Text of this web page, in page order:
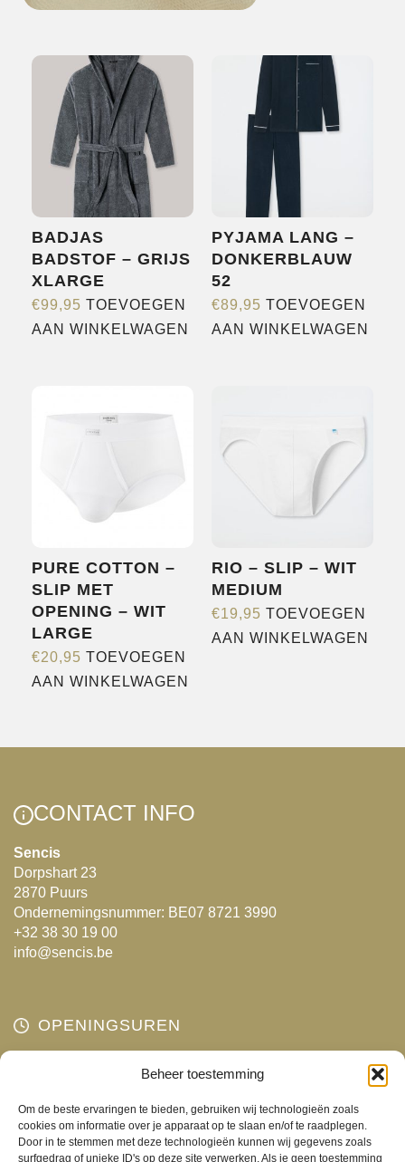
Beheer toestemming
Om de beste ervaringen te bieden, gebruiken wij technologieën zoals
cookies om informatie over je apparaat op te slaan en/of te raadplegen.
Door in te stemmen met deze technologieën kunnen wij gegevens zoals
surfgedrag of unieke ID's op deze site verwerken. Als je geen toestemming
SHOP
CONTACT
BADJAS
BADSTOF – GRIJS
XLARGE
€99,95 TOEVOEGEN
AAN WINKELWAGEN
PYJAMA LANG –
DONKERBLAUW
52
€89,95 TOEVOEGEN
AAN WINKELWAGEN
PURE COTTON –
SLIP MET
OPENING – WIT
LARGE
€20,95 TOEVOEGEN
AAN WINKELWAGEN
RIO – SLIP – WIT
MEDIUM
€19,95 TOEVOEGEN
AAN WINKELWAGEN
CONTACT INFO
Sencis
Dorpshart 23
2870 Puurs
Ondernemingsnummer: BE07 8721 3990
+32 38 30 19 00
info@sencis.be
OPENINGSUREN
Gesloten
Woensdag
10:00 - 18:00
Donderdag
10:00 - 18:00